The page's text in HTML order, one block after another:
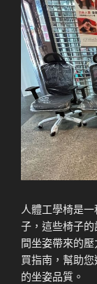
人體工學椅是
子，這些椅子
間坐姿帶來的
買指南，幫助
的坐姿品質。